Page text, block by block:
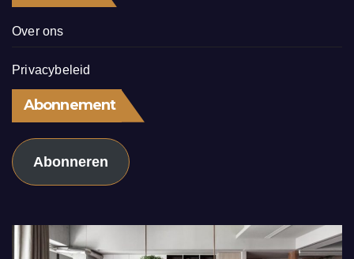
Over ons
Privacybeleid
Abonnement
Abonneren